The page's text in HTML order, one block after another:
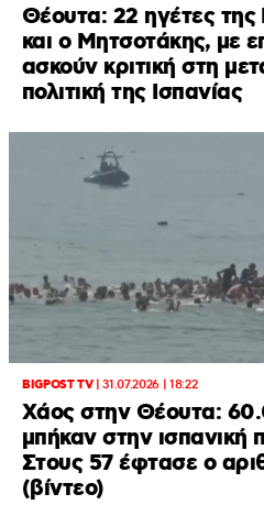
Θέουτα: 22 ηγέτες
και ο Μητσοτάκης, με
ασκούν κριτική στη
πολιτική της Ισπανίας
BIGPOST TV|31.07.2026 | 18:22
Xάος στην Θέουτα:
μπήκαν στην ισπανική
Στους 57 έφτασε ο
(βίντεο)